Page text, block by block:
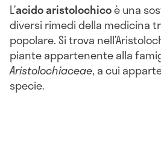
L’acido aristolochicoè una
diversi rimedi della medicina
popolare. Si trova
piante appartenente alla
Aristolochiaceae, a cui
specie.